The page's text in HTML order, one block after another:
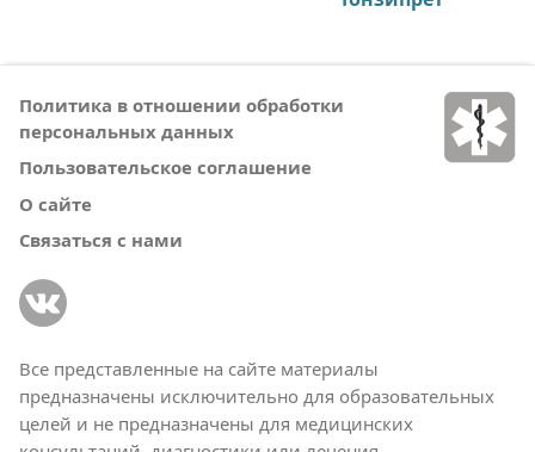
Политика в отношении обработки
персональных данных
Пользовательское соглашение
О сайте
Связаться с нами
Все представленные на сайте материалы
предназначены исключительно для образовательных
целей и не предназначены для медицинских